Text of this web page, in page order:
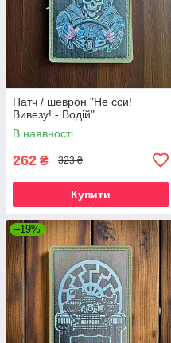
Патч / шеврон "Не сси!
Вивезу! - Водій"
В наявності
262 ₴ 323 ₴
Купити
–19%